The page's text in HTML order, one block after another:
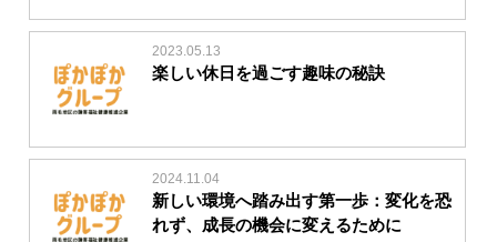
2023.05.13
楽しい休日を過ごす趣味の秘訣
2024.11.04
新しい環境へ踏み出す第一歩：変化を恐
れず、成長の機会に変えるために